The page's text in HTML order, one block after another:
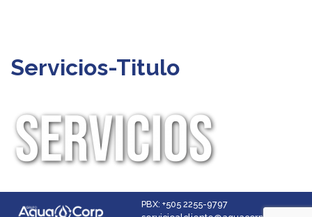
Servicios-Titulo
PBX: +505 2255-9797